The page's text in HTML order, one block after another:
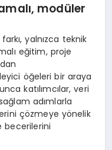
modüler
yalnızca teknik
eğitim, proje
öğeleri bir araya
katılımcılar, veri
adımlarla
çözmeye yönelik
becerilerini